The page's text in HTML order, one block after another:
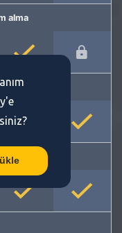
alma